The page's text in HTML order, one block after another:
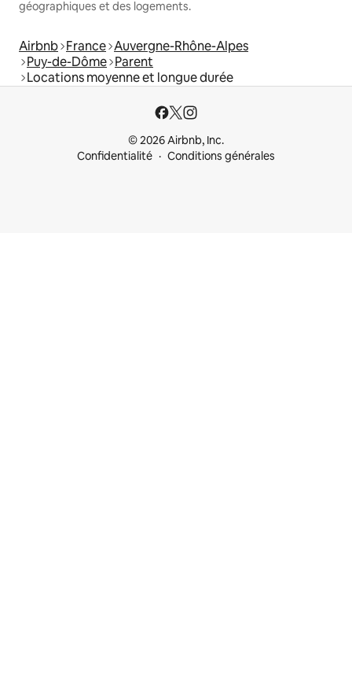
géographiques et des logements.
Airbnb France Auvergne-Rhône-Alpes
Puy-de-Dôme Parent
Locations moyenne et longue durée
© 2026 Airbnb, Inc.
Confidentialité
Conditions générales